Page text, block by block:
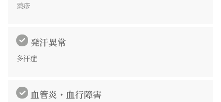
薬疹
発汗異常
多汗症
血管炎・血行障害